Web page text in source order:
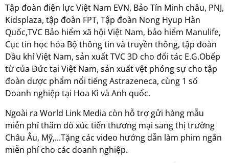
Tập đoàn điện lực Việt Nam EVN, Bảo Tín Minh châu, PNJ,
Kidsplaza, tập đoàn FPT, Tập đoàn Nong Hyup Hàn
Quốc,TVC Bảo hiểm xã hội Việt Nam, bảo hiểm Manulife,
Cục tin học hóa Bộ thông tin và truyền thông, tập đoàn
Dầu khí Việt Nam, sản xuất TVC 3D cho đối tác E.G.Obếp
từ của Đức tại Việt Nam, sản xuất vệt phóng sự cho tập
đoàn dược phẩm nổi tiếng Astrazeneca, cùng 1 số
Doanh nghiệp tại Hoa Kì và Anh quốc.
Ngoài ra World Link Media còn hỗ trợ gửi hàng mẫu
miễn phí thăm dò xúc tiến thương mại sang thị trường
Châu Âu, Mỹ,...Tặng các video hướng dẫn làm phim ngắn
miễn phí cho các doanh nghiệp.